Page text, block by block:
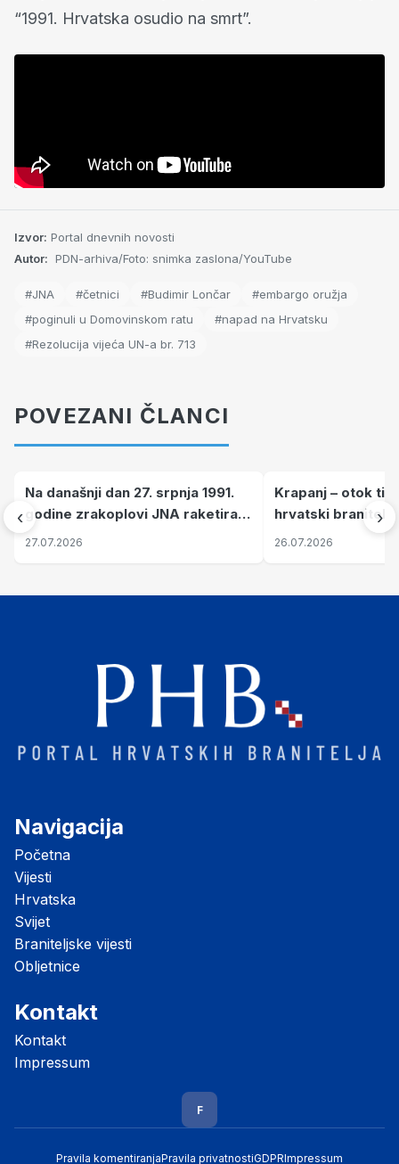
“1991. Hrvatska osudio na smrt”.
Izvor: Portal dnevnih novosti
Autor: PDN-arhiva/Foto: snimka zaslona/YouTube
#JNA #četnici #Budimir Lončar
#embargo oružja
#poginuli u Domovinskom ratu
#napad na Hrvatsku
#Rezolucija vijeća UN-a br. 713
POVEZANI ČLANCI
‹
Na današnji dan 27. srpnja 1991.
godine zrakoplovi JNA raketirali
su vojarnu i obučni centar "Nikola
27.07.2026
Krapanj – otok
hrvatski branitelji
pronalaze mir
26.07.2026
›
Navigacija
Početna
Vijesti
Hrvatska
Svijet
Braniteljske vijesti
Obljetnice
Kontakt
Kontakt
Impressum
F
Pravila komentiranjaPravila privatnostiGDPRImpressum